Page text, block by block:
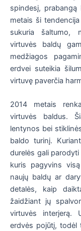
spindesį,
metais ši
sukuria šaltumo,
virtuvės baldų
medžiagos
erdvei suteikia
virtuvę paverčia
2014 metais
virtuvės baldus.
lentynos bei
baldo turinį.
durelės gali
kuris pagyvins
naujų baldų ar
detalės, kaip
žaidžiant jų
virtuvės interjerą.
erdvės pojūtį, todėl